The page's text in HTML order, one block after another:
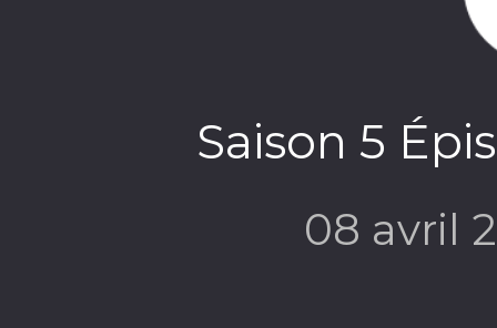
Saison 5
08 avril